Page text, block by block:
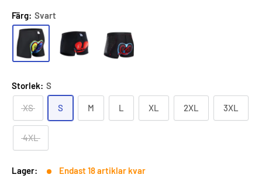
Färg: Svart
Storlek: S
XS S M L XL 2XL 3XL
4XL
Lager: Endast 18 artiklar kvar